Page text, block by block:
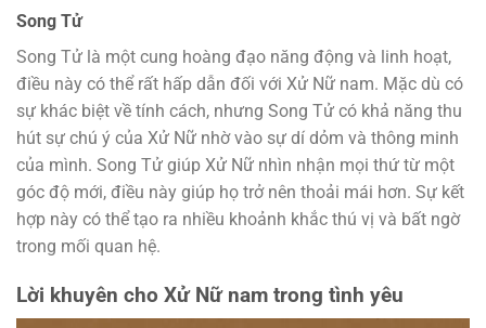
Song Tử
Song Tử là một cung hoàng đạo năng động và linh hoạt,
điều này có thể rất hấp dẫn đối với Xử Nữ nam. Mặc dù có
sự khác biệt về tính cách, nhưng Song Tử có khả năng thu
hút sự chú ý của Xử Nữ nhờ vào sự dí dỏm và thông minh
của mình. Song Tử giúp Xử Nữ nhìn nhận mọi thứ từ một
góc độ mới, điều này giúp họ trở nên thoải mái hơn. Sự kết
hợp này có thể tạo ra nhiều khoảnh khắc thú vị và bất ngờ
trong mối quan hệ.
Lời khuyên cho Xử Nữ nam trong tình yêu